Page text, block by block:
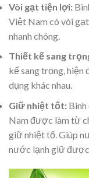
Vòi gạt tiện lợi:
Việt Nam có vòi
nhanh chóng.
Thiết kế sang
kế sang trọng, hiện
dụng khác nhau.
Giữ nhiệt tốt:
Nam được làm từ
giữ nhiệt tố. Giúp
nước lạnh giữ